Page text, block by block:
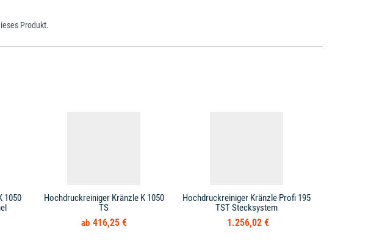
Produkt.
1050
Hochdruckreiniger Kränzle K 1050
TS
416,25 €
Hochdruckreiniger Kränzle Profi 195
TST Stecksystem
1.256,02 €